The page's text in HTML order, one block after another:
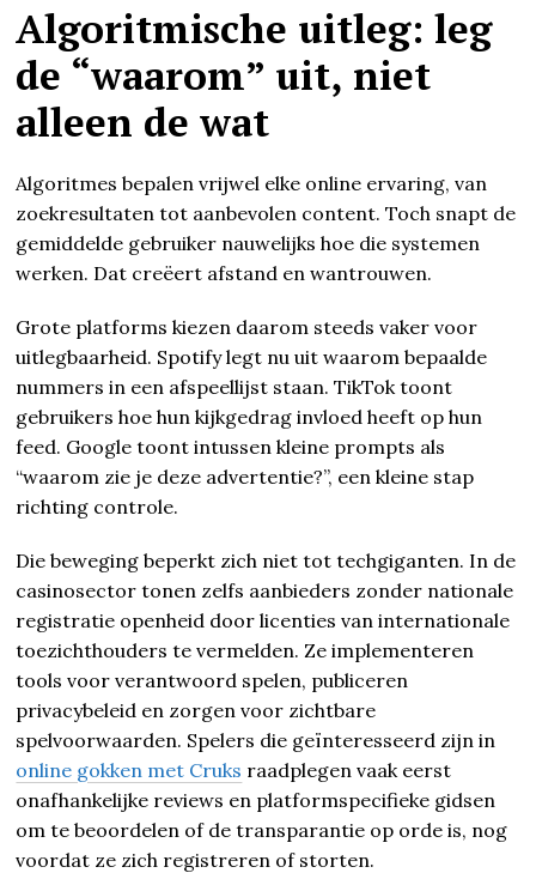
Algoritmische uitleg: leg
de “waarom” uit, niet
alleen de wat
Algoritmes bepalen vrijwel elke online ervaring, van
zoekresultaten tot aanbevolen content. Toch snapt de
gemiddelde gebruiker nauwelijks hoe die systemen
werken. Dat creëert afstand en wantrouwen.
Grote platforms kiezen daarom steeds vaker voor
uitlegbaarheid. Spotify legt nu uit waarom bepaalde
nummers in een afspeellijst staan. TikTok toont
gebruikers hoe hun kijkgedrag invloed heeft op hun
feed. Google toont intussen kleine prompts als
“waarom zie je deze advertentie?”, een kleine stap
richting controle.
Die beweging beperkt zich niet tot techgiganten. In de
casinosector tonen zelfs aanbieders zonder nationale
registratie openheid door licenties van internationale
toezichthouders te vermelden. Ze implementeren
tools voor verantwoord spelen, publiceren
privacybeleid en zorgen voor zichtbare
spelvoorwaarden. Spelers die geïnteresseerd zijn in
online gokken met Cruks raadplegen vaak eerst
onafhankelijke reviews en platformspecifieke gidsen
om te beoordelen of de transparantie op orde is, nog
voordat ze zich registreren of storten.